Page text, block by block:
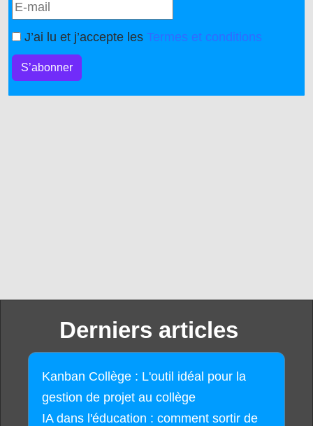
J’ai lu et j’accepte les Termes et conditions
S’abonner
Derniers articles
Kanban Collège : L'outil idéal pour la
gestion de projet au collège
IA dans l'éducation : comment sortir de